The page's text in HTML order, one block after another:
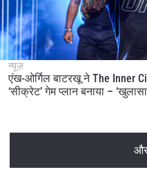
न्यूज़
एंख-ओर्गिल बाटरखू ने The Inner
‘सीक्रेट’ गेम प्लान बनाया –